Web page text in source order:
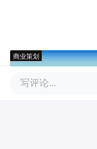
商业策划
写评论...